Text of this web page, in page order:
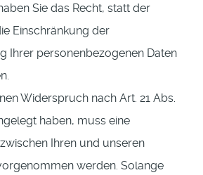
Sie das Recht, statt der
Einschränkung der
Ihrer personenbezogenen Daten
Widerspruch nach Art. 21 Abs.
haben, muss eine
Ihren und unseren
werden. Solange